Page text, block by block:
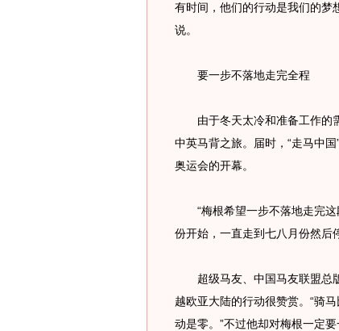
有时间，他们的行动是我们的梦
说。
要一步不落地走完全程
由于冬天太冷和准备工作的需
中英马背之旅。届时，“走马中
奥运会的开幕。
“梅根希望一步不落地走完这
份开始，一直走到七八月份然后
超级马友、中国马友联盟总版
越欧亚大陆的行动很赞赏。“骑
动是零。”不过他却对梅根一定